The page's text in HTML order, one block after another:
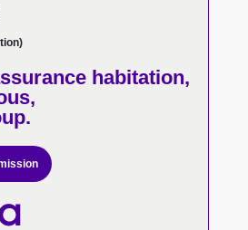
habitation,